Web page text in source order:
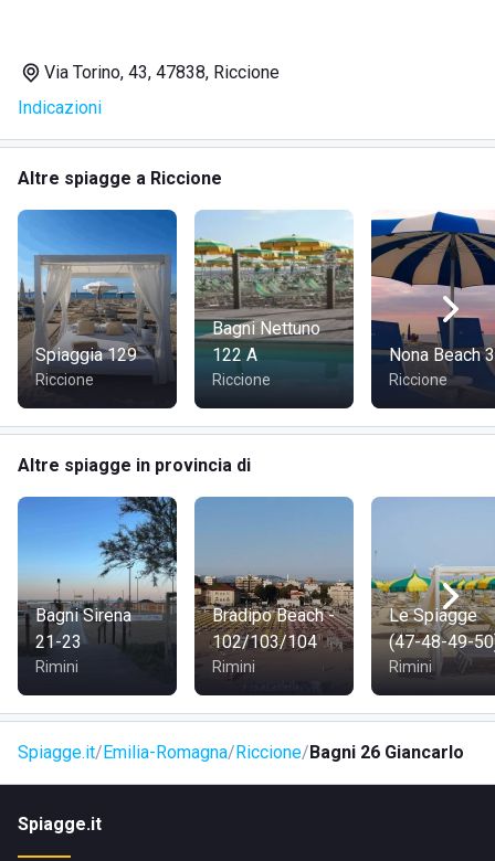
Via Torino, 43, 47838, Riccione
Indicazioni
Altre spiagge a Riccione
Spiaggia 129
Riccione
Bagni Nettuno
122 A
Riccione
Nona Beach
Riccione
Altre spiagge in provincia di
Bagni Sirena
21-23
Rimini
Bradipo Beach -
102/103/104
Rimini
Le Spiagge
(47-48-49-
Rimini
Spiagge.it Emilia-Romagna Riccione Bagni 26 Giancarlo
Spiagge.it